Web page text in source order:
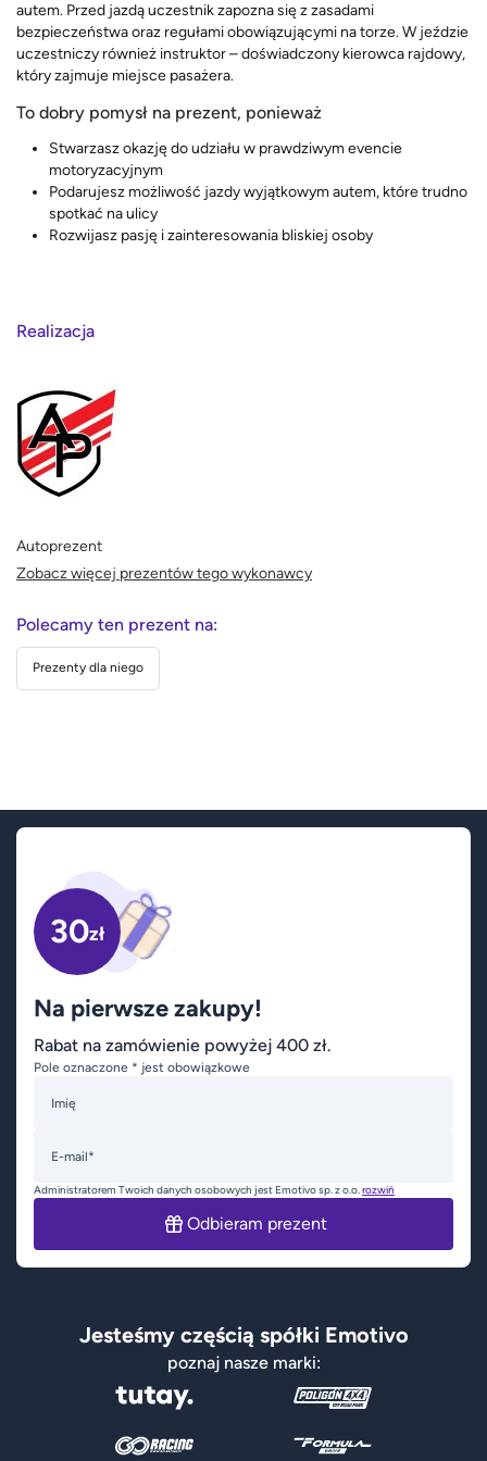
autem. Przed jazdą uczestnik zapozna się z zasadami
bezpieczeństwa oraz regułami obowiązującymi na torze. W jeździe
uczestniczy również instruktor – doświadczony kierowca rajdowy,
który zajmuje miejsce pasażera.
To dobry pomysł na prezent, ponieważ
Stwarzasz okazję do udziału w prawdziwym evencie
motoryzacyjnym
Podarujesz możliwość jazdy wyjątkowym autem, które trudno
spotkać na ulicy
Rozwijasz pasję i zainteresowania bliskiej osoby
Realizacja
Autoprezent
Zobacz więcej prezentów tego wykonawcy
Polecamy ten prezent na:
Prezenty dla niego
30zł
Na pierwsze zakupy!
Rabat na zamówienie powyżej 400 zł.
Pole oznaczone * jest obowiązkowe
Imię
E-mail*
Administratorem Twoich danych osobowych jest Emotivo sp. z o.o.rozwiń
Odbieram prezent
Jesteśmy częścią spółki Emotivo
poznaj nasze marki: